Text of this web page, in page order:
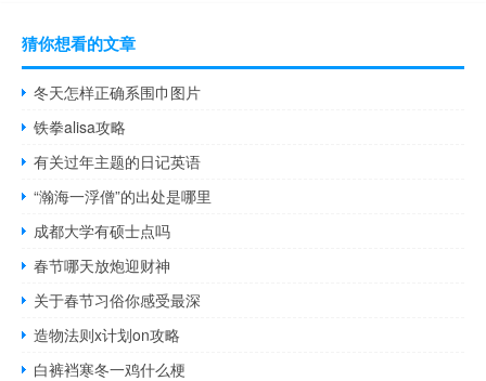
猜你想看的文章
冬天怎样正确系围巾图片
铁拳alisa攻略
有关过年主题的日记英语
“瀚海一浮僧”的出处是哪里
成都大学有硕士点吗
春节哪天放炮迎财神
关于春节习俗你感受最深
造物法则x计划on攻略
白裤裆寒冬一鸡什么梗